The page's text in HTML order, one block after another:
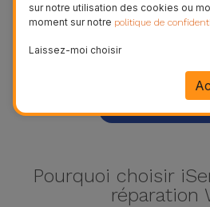
Voir plus
Pourquoi choisir
réparation
sur notre utilisation des cookies ou
moment sur notre politique de
Laissez-moi choisir